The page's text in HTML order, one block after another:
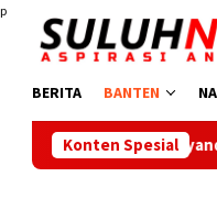
BERITA BANTEN
Konten Spesial
Kecamatan Siap